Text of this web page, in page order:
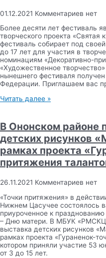
01.12.2021 Комментариев нет
Более десяти лет фестиваль
творческого проекта
фестиваль собирает под
до 17 лет для участия в
номинациям «Декоративно-
«Художественное
нынешнего фестиваля
Федерации. Приглашаем вас
Читать далее »
В Ононском районе
детских рисунков
рамках проекта
притяжения
26.11.2021 Комментариев нет
«Точки притяжения» в
Нижнем Цасучее состоялось
приуроченное к
– Дню матери. В МБУК
выставка детских рисунков
рамках проекта «Гураненок-
котором приняли участие 53
от 3 до 15 лет.